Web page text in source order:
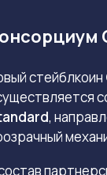
стейблкоин
,